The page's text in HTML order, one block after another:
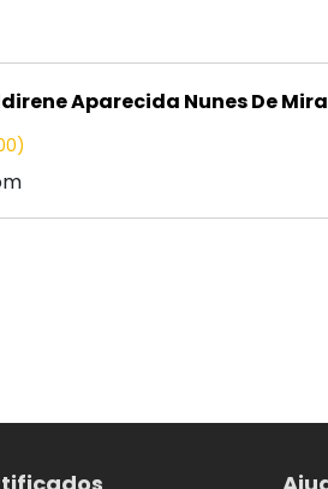
Aparecida Nunes De